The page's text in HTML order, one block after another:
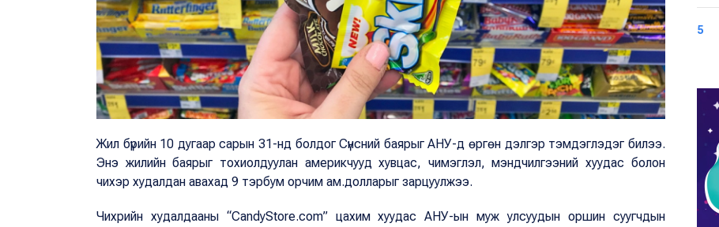
Жил бүрийн 10 дугаар сарын 31-нд болдог Сүнсний баярыг АНУ-д өргөн дэлгэр тэмдэглэдэг билээ.
Энэ жилийн баярыг тохиолдуулан америкчууд хувцас, чимэглэл, мэндчилгээний хуудас болон
чихэр худалдан авахад 9 тэрбум орчим ам.долларыг зарцуулжээ.
Чихрийн худалдааны “CandyStore.com” цахим хуудас АНУ-ын муж улсуудын оршин суугчдын
5